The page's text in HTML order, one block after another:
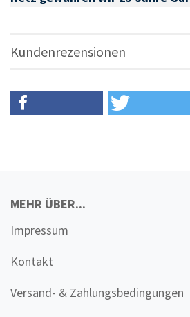
Kundenrezensionen
MEHR ÜBER...
Impressum
Kontakt
Versand- & Zahlungsbedingungen